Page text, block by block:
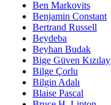
Ben Markovits
Benjamin Constant
Bertrand Russell
Beydeba
Beyhan Budak
Bige Güven Kızılay
Bilge Çorlu
Bilgin Adalı
Blaise Pascal